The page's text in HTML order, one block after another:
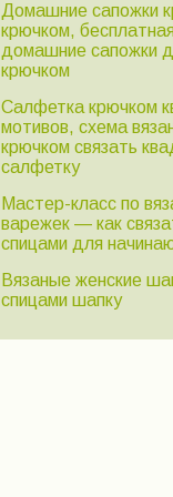
Домашние сапожки
крючком,
домашние сапожки
крючком
Салфетка крючком
мотивов, схема
крючком связать
салфетку
Мастер-класс по
варежек — как
спицами для
Вязаные женские
спицами шапку